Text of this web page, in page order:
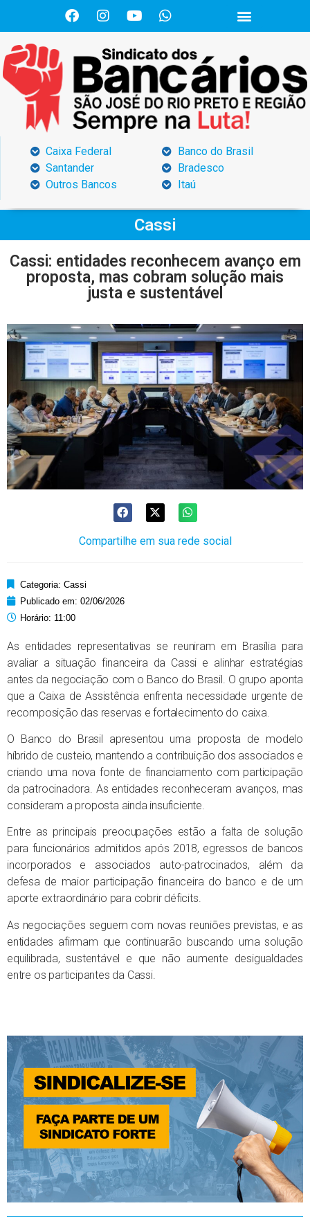
Caixa Federal
Santander
Outros Bancos
Banco do Brasil
Bradesco
Itaú
Cassi
Cassi: entidades reconhecem avanço em
proposta, mas cobram solução mais
justa e sustentável
Compartilhe em sua rede social
Categoria: Cassi
Publicado em: 02/06/2026
Horário: 11:00
As entidades representativas se reuniram em Brasília para
avaliar a situação financeira da Cassi e alinhar estratégias
antes da negociação com o Banco do Brasil. O grupo aponta
que a Caixa de Assistência enfrenta necessidade urgente de
recomposição das reservas e fortalecimento do caixa.
O Banco do Brasil apresentou uma proposta de modelo
híbrido de custeio, mantendo a contribuição dos associados e
criando uma nova fonte de financiamento com participação
da patrocinadora. As entidades reconheceram avanços, mas
consideram a proposta ainda insuficiente.
Entre as principais preocupações estão a falta de solução
para funcionários admitidos após 2018, egressos de bancos
incorporados e associados auto-patrocinados, além da
defesa de maior participação financeira do banco e de um
aporte extraordinário para cobrir déficits.
As negociações seguem com novas reuniões previstas, e as
entidades afirmam que continuarão buscando uma solução
equilibrada, sustentável e que não aumente desigualdades
entre os participantes da Cassi.